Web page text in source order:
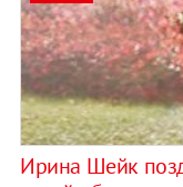
Ирина Шейк